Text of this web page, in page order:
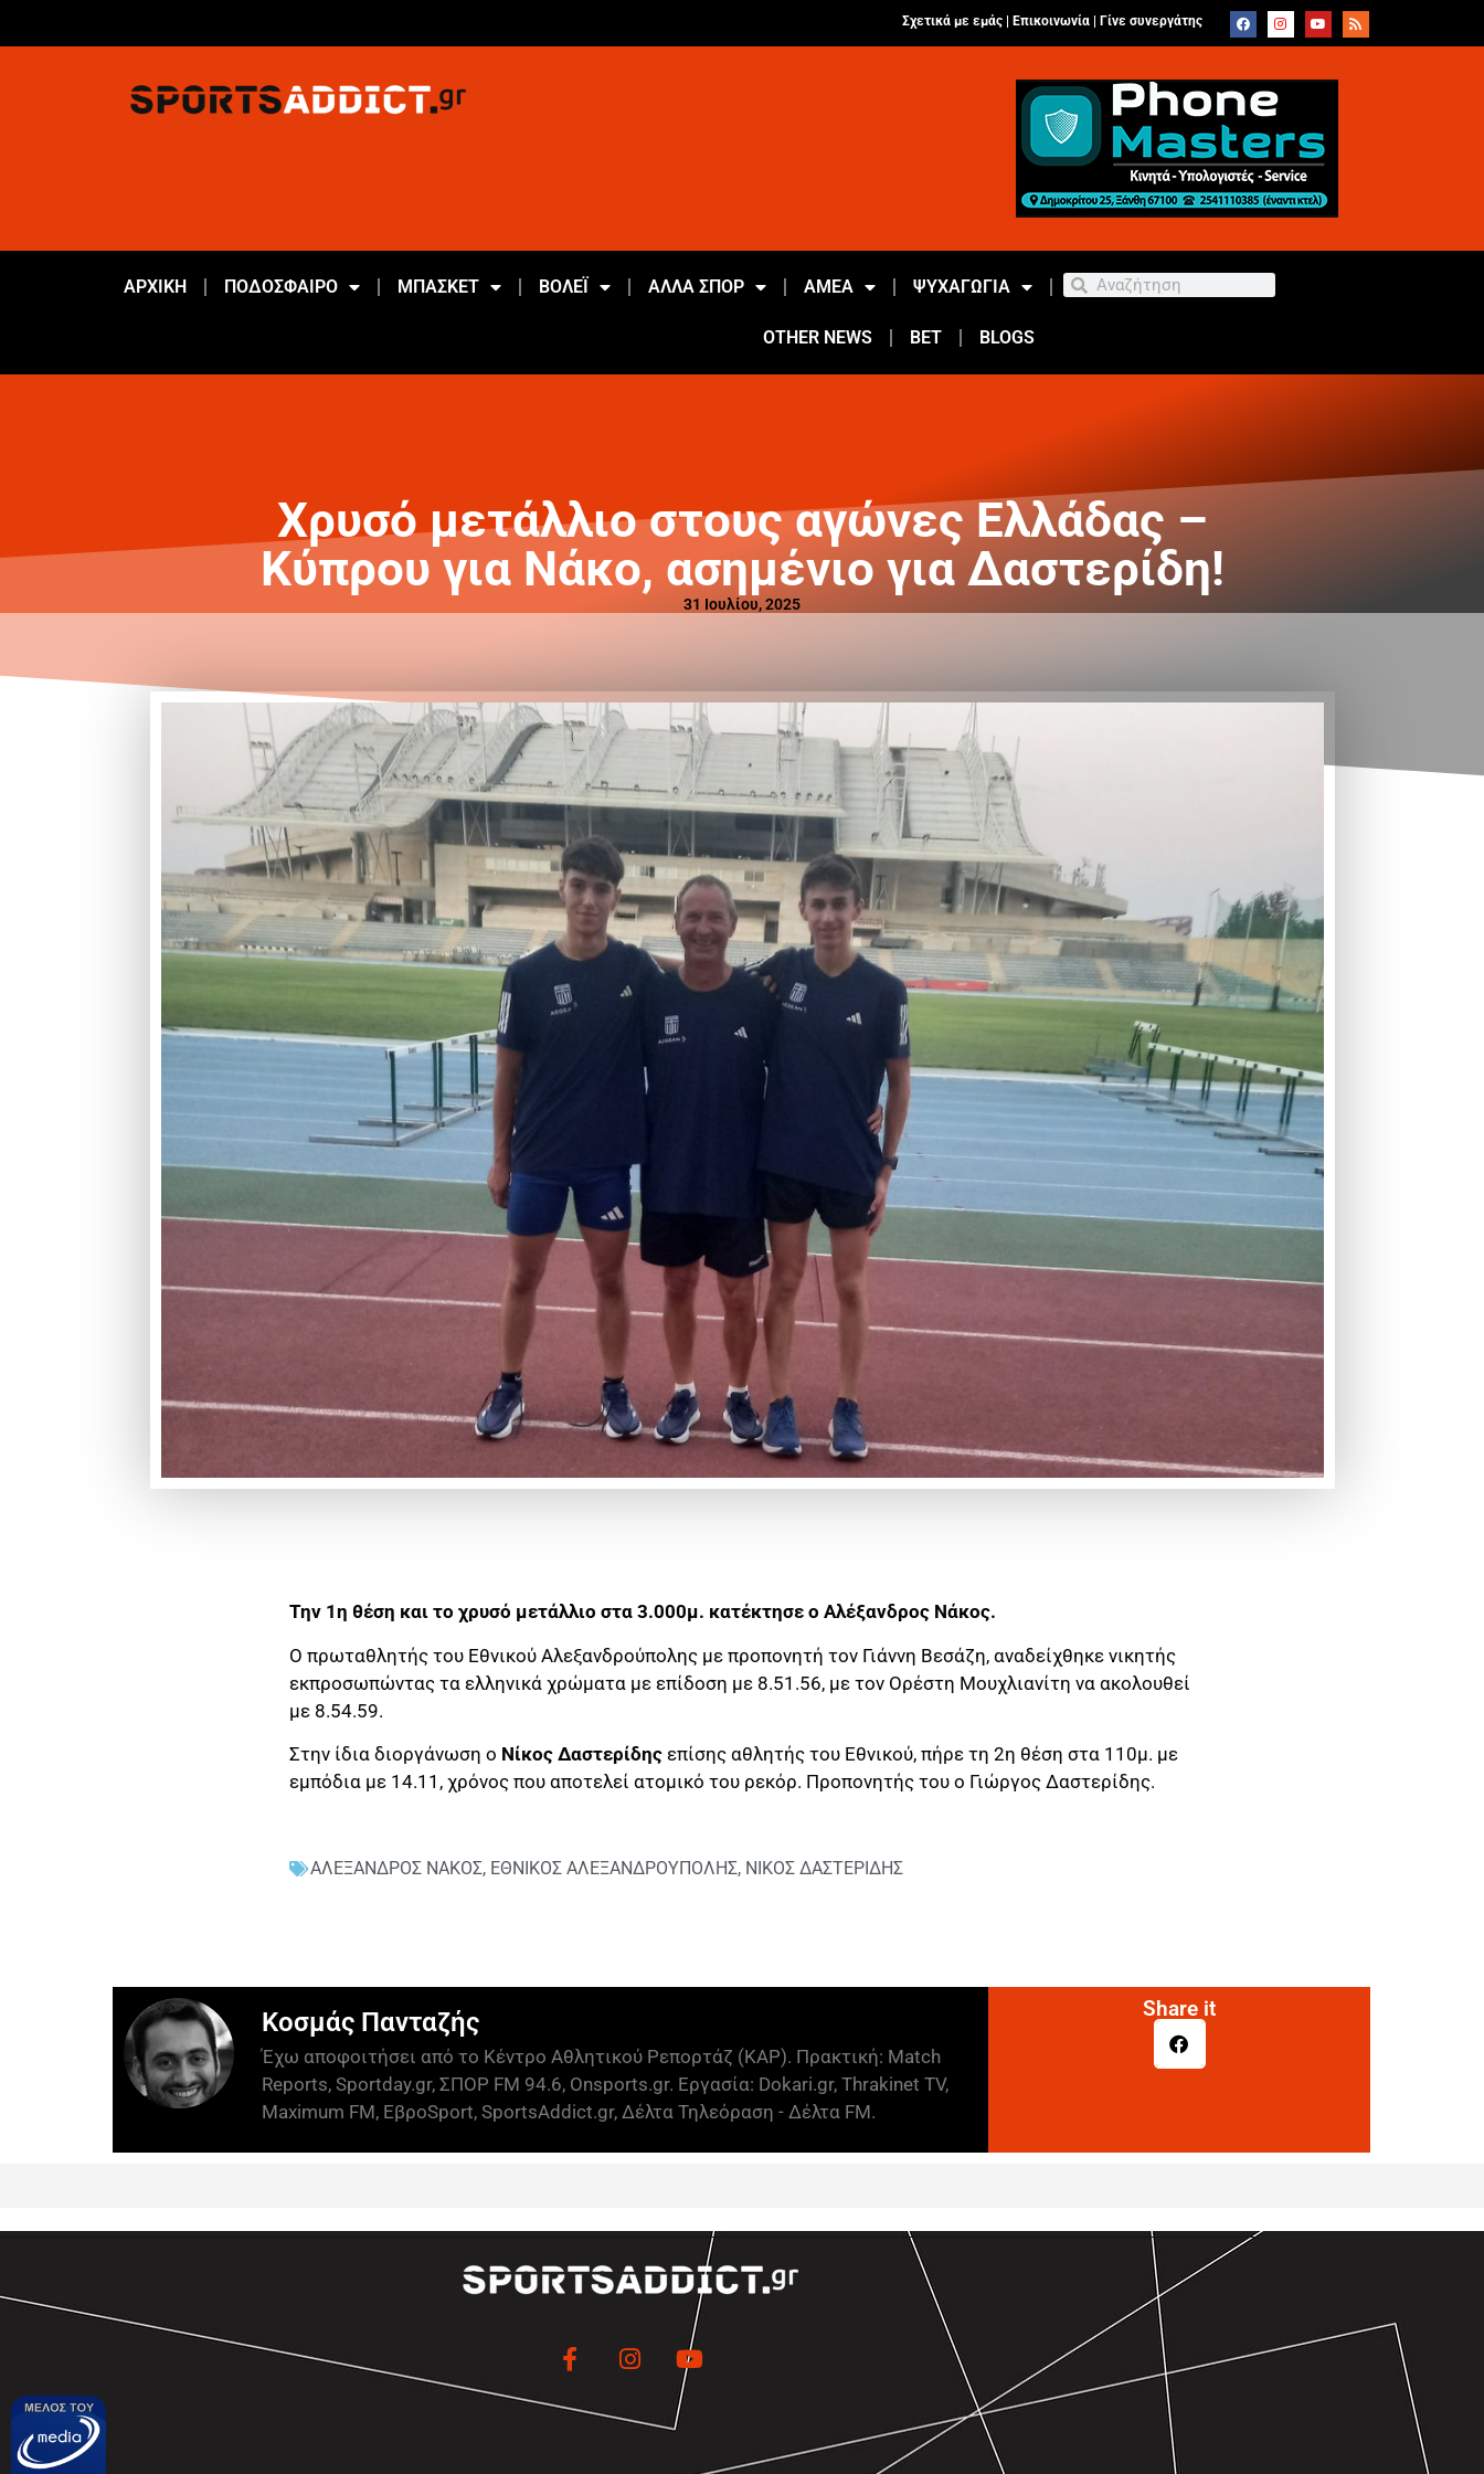
Σχετικά με εμάς | Επικοινωνία Γίνε συνεργάτης
ΑΡΧΙΚΗ ΠΟΔΟΣΦΑΙΡΟ ΜΠΑΣΚΕΤ ΒΟΛΕΪ ΑΛΛΑ ΣΠΟΡ ΑΜΕΑ ΨΥΧΑΓΩΓΙΑ
OTHER NEWS BET BLOGS
Χρυσό μετάλλιο στους αγώνες Ελλάδας –
Κύπρου για Νάκο, ασημένιο για Δαστερίδη!
31 Ιουλίου, 2025
Την 1η θέση και το χρυσό μετάλλιο στα 3.000μ. κατέκτησε ο Αλέξανδρος Νάκος.
Ο πρωταθλητής του Εθνικού Αλεξανδρούπολης με προπονητή τον Γιάννη Βεσάζη, αναδείχθηκε νικητής
εκπροσωπώντας τα ελληνικά χρώματα με επίδοση με 8.51.56, με τον Ορέστη Μουχλιανίτη να ακολουθεί
με 8.54.59.
Στην ίδια διοργάνωση ο Νίκος Δαστερίδης επίσης αθλητής του Εθνικού, πήρε τη 2η θέση στα 110μ. με
εμπόδια με 14.11, χρόνος που αποτελεί ατομικό του ρεκόρ. Προπονητής του ο Γιώργος Δαστερίδης.
ΑΛΕΞΑΝΔΡΟΣ ΝΑΚΟΣ, ΕΘΝΙΚΟΣ ΑΛΕΞΑΝΔΡΟΥΠΟΛΗΣ, ΝΙΚΟΣ ΔΑΣΤΕΡΙΔΗΣ
Κοσμάς Πανταζής
Έχω αποφοιτήσει από το Κέντρο Αθλητικού Ρεπορτάζ (ΚΑΡ). Πρακτική: Match
Reports, Sportday.gr, ΣΠΟΡ FM 94.6, Onsports.gr. Εργασία: Dokari.gr, Thrakinet TV,
Maximum FM, ΕβροSport, SportsAddict.gr, Δέλτα Τηλεόραση - Δέλτα FM.
Share it